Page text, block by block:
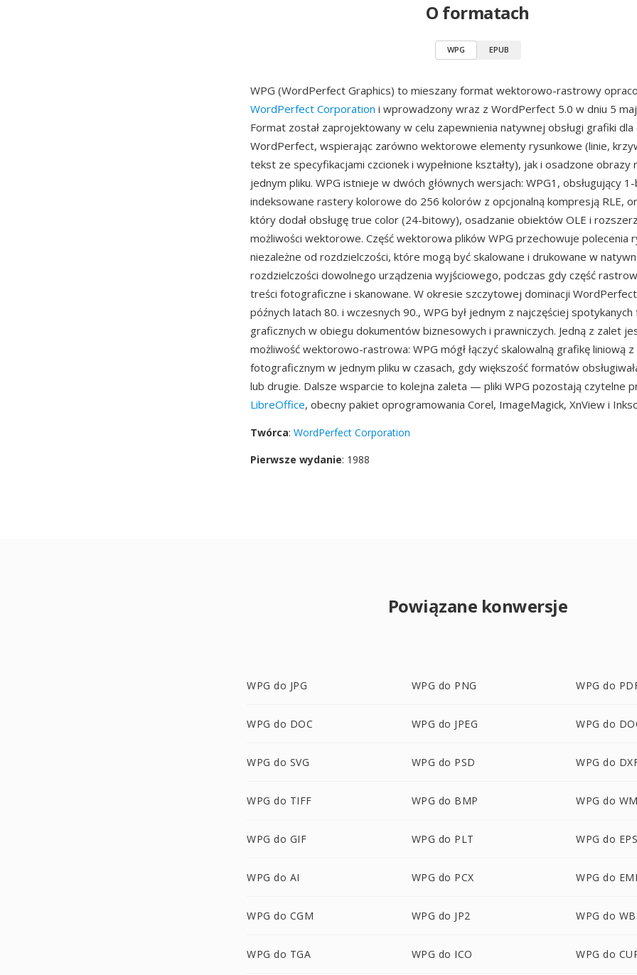
O formatach
WPG EPUB
WPG (WordPerfect Graphics) to mieszany format wektorowo-rastrowy
WordPerfect Corporation i wprowadzony wraz z WordPerfect 5.0 w dniu 5
Format został zaprojektowany w celu zapewnienia natywnej obsługi grafiki
WordPerfect, wspierając zarówno wektorowe elementy rysunkowe (linie,
tekst ze specyfikacjami czcionek i wypełnione kształty), jak i osadzone
jednym pliku. WPG istnieje w dwóch głównych wersjach: WPG1, obsługujący
indeksowane rastery kolorowe do 256 kolorów z opcjonalną kompresją RLE,
który dodał obsługę true color (24-bitowy), osadzanie obiektów OLE i
możliwości wektorowe. Część wektorowa plików WPG przechowuje polecenia
niezależne od rozdzielczości, które mogą być skalowane i drukowane w
rozdzielczości dowolnego urządzenia wyjściowego, podczas gdy część
treści fotograficzne i skanowane. W okresie szczytowej dominacji
późnych latach 80. i wczesnych 90., WPG był jednym z najczęściej
graficznych w obiegu dokumentów biznesowych i prawniczych. Jedną z zalet
możliwość wektorowo-rastrowa: WPG mógł łączyć skalowalną grafikę liniową z
fotograficznym w jednym pliku w czasach, gdy większość formatów
lub drugie. Dalsze wsparcie to kolejna zaleta — pliki WPG pozostają czytelne
LibreOffice, obecny pakiet oprogramowania Corel, ImageMagick, XnView i
Twórca: WordPerfect Corporation
Pierwsze wydanie: 1988
Powiązane konwersje
WPG do JPG WPG do PNG WPG do
WPG do DOC WPG do JPEG WPG do
WPG do SVG WPG do PSD WPG do
WPG do TIFF WPG do BMP WPG do
WPG do GIF WPG do PLT WPG do EPS
WPG do AI WPG do PCX WPG do
WPG do CGM WPG do JP2 WPG do
WPG do TGA WPG do ICO WPG do